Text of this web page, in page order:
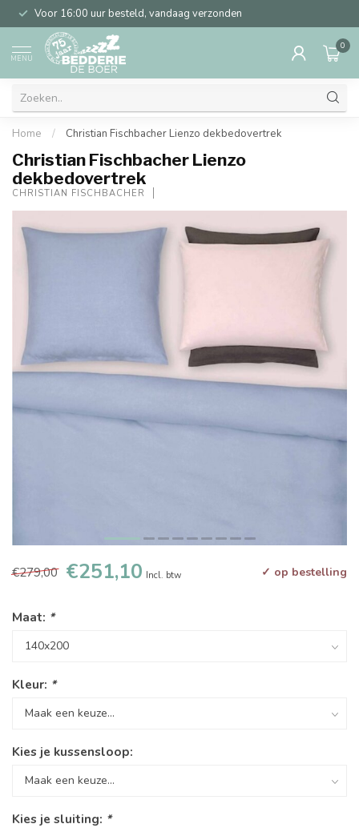
Voor 16:00 uur besteld, vandaag verzonden
MENU
0
Home / Christian Fischbacher Lienzo dekbedovertrek
Christian Fischbacher Lienzo
dekbedovertrek
CHRISTIAN FISCHBACHER
€279,00 €251,10 Incl. btw ✓ op bestelling
Maat: *
Kleur: *
Kies je kussensloop:
Kies je sluiting: *